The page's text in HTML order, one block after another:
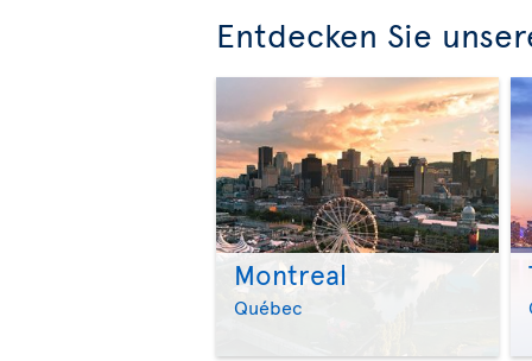
Entdecken Sie
Montreal
Québec